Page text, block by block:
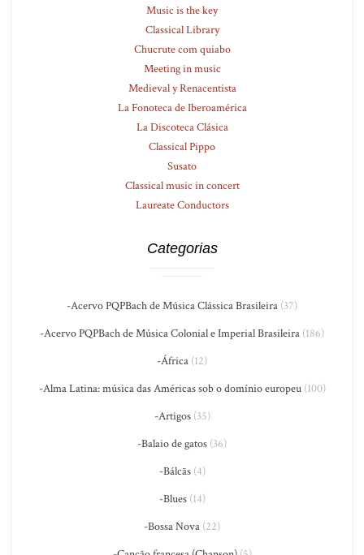
Music is the key
Classical Library
Chucrute com quiabo
Meeting in music
Medieval y Renacentista
La Fonoteca de Iberoamérica
La Discoteca Clásica
Classical Pippo
Susato
Classical music in concert
Laureate Conductors
Categorias
-Acervo PQPBach de Música Clássica Brasileira (37)
-Acervo PQPBach de Música Colonial e Imperial Brasileira (186)
-África (12)
-Alma Latina: música das Américas sob o domínio europeu(100)
-Artigos(35)
-Balaio de gatos (36)
-Bálcãs(4)
-Blues(14)
-Bossa Nova (22)